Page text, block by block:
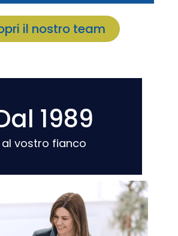
il nostro team
1989
al vostro fianco